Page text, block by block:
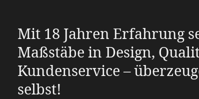
Mit 18 Jahren Erfahrung
Maßstäbe in Design,
Kundenservice –
selbst!